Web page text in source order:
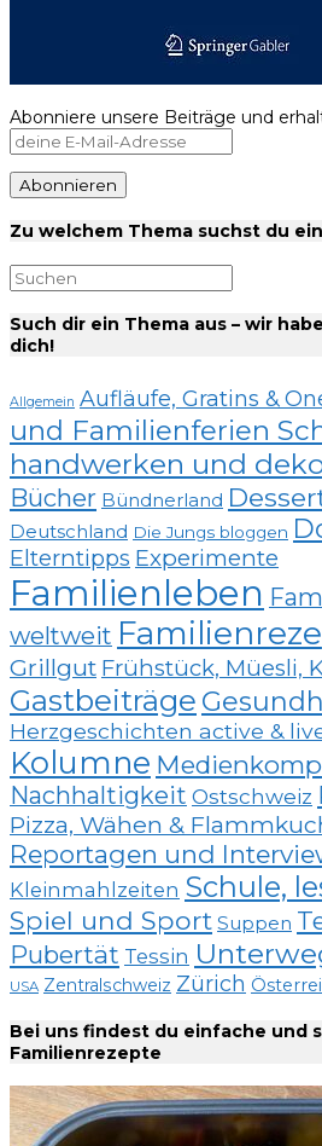
Abonniere unsere Beiträge und
Zu welchem Thema suchst du
Such dir ein Thema aus – wir
dich!
Allgemein Aufläufe, Gratins &
und Familienferien
handwerken und
Bücher Bündnerland
Deutschland Die Jungs bloggen
Elterntipps Experimente
Familienleben
weltweit
Grillgut Frühstück, Müesli,
Gastbeiträge
Herzgeschichten active &
Kolumne
Nachhaltigkeit Ostschweiz
Pizza, Wähen &
Reportagen und
Kleinmahlzeiten Schule,
Spiel und Sport Suppen
Pubertät Tessin
USA Zentralschweiz Zürich
Bei uns findest du einfache und
Familienrezepte